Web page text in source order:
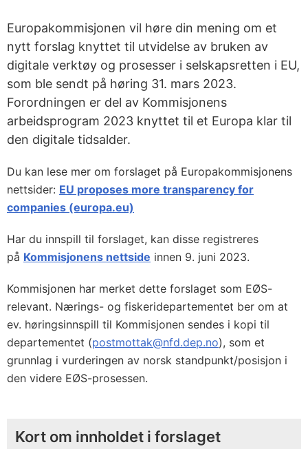
Europakommisjonen vil høre din mening om et
nytt forslag knyttet til utvidelse av bruken av
digitale verktøy og prosesser i selskapsretten i EU,
som ble sendt på høring 31. mars 2023.
Forordningen er del av Kommisjonens
arbeidsprogram 2023 knyttet til et Europa klar til
den digitale tidsalder.
Du kan lese mer om forslaget på Europakommisjonens
nettsider: EU proposes more transparency for
companies (europa.eu)
Har du innspill til forslaget, kan disse registreres
på Kommisjonens nettside innen 9. juni 2023.
Kommisjonen har merket dette forslaget som EØS-
relevant. Nærings- og fiskeridepartementet ber om at
ev. høringsinnspill til Kommisjonen sendes i kopi til
departementet (postmottak@nfd.dep.no), som et
grunnlag i vurderingen av norsk standpunkt/posisjon i
den videre EØS-prosessen.
Kort om innholdet i forslaget